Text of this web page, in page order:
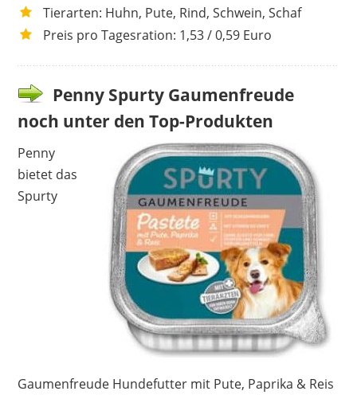
Tierarten: Huhn, Pute, Rind, Schwein, Schaf
Preis pro Tagesration: 1,53 / 0,59 Euro
Penny Spurty Gaumenfreude
noch unter den Top-Produkten
Penny
bietet das
Spurty
Gaumenfreude Hundefutter mit Pute, Paprika & Reis